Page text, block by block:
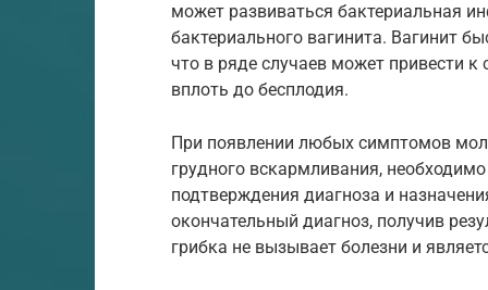
может развиваться бактериальная
бактериального вагинита. Вагинит
что в ряде случаев может привести
вплоть до бесплодия.
При появлении любых симптомов
грудного вскармливания,
подтверждения диагноза и
окончательный диагноз, получив
грибка не вызывает болезни и